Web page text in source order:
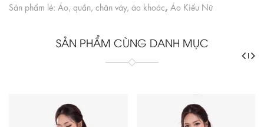
Sản phẩm lẻ: Áo, quần, chân váy, áo khoác, Áo Kiểu Nữ
SẢN PHẨM CÙNG DANH MỤC